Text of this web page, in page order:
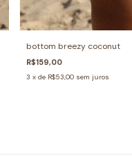
bottom breezy coconut
R$159,00
3 x de R$53,00 sem juros